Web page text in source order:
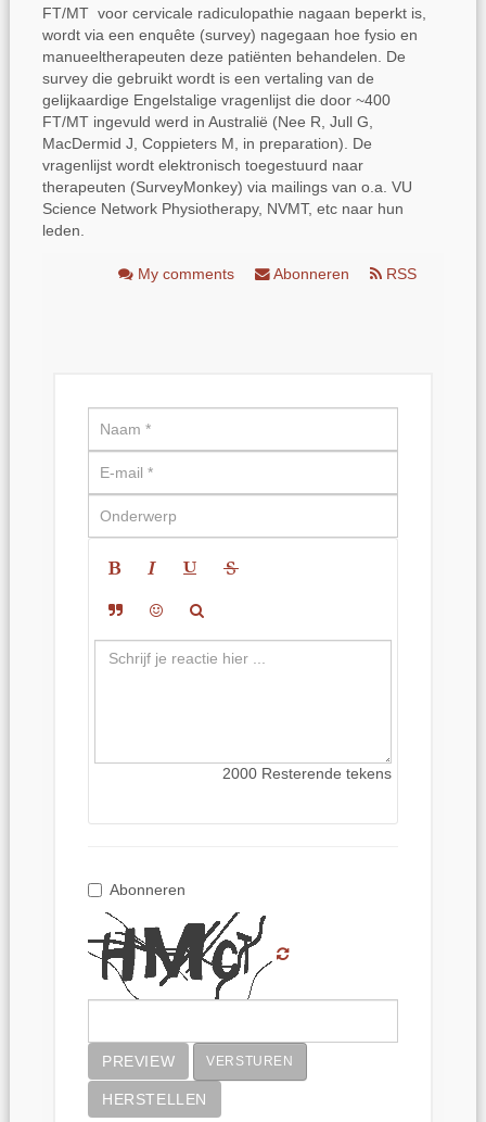
FT/MT voor cervicale radiculopathie nagaan beperkt is,
wordt via een enquête (survey) nagegaan hoe fysio en
manueeltherapeuten deze patiënten behandelen. De
survey die gebruikt wordt is een vertaling van de
gelijkaardige Engelstalige vragenlijst die door ~400
FT/MT ingevuld werd in Australië (Nee R, Jull G,
MacDermid J, Coppieters M, in preparation). De
vragenlijst wordt elektronisch toegestuurd naar
therapeuten (SurveyMonkey) via mailings van o.a. VU
Science Network Physiotherapy, NVMT, etc naar hun
leden.
My comments Abonneren RSS
2000 Resterende tekens
Abonneren
PREVIEW VERSTUREN
HERSTELLEN